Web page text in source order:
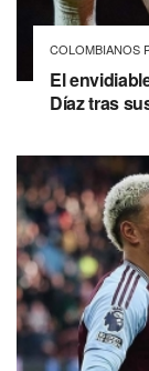
COLOMBIANOS
El
Díaz tras